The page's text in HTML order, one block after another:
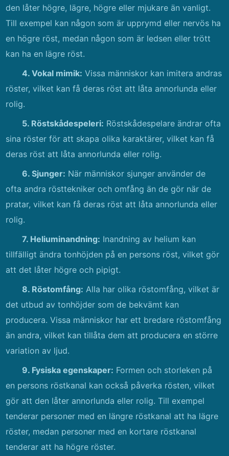
den låter högre, lägre, högre eller mjukare än vanligt.
Till exempel kan någon som är upprymd eller nervös ha
en högre röst, medan någon som är ledsen eller trött
kan ha en lägre röst.
4. Vokal mimik: Vissa människor kan imitera andras
röster, vilket kan få deras röst att låta annorlunda eller
rolig.
5. Röstskådespeleri: Röstskådespelare ändrar ofta
sina röster för att skapa olika karaktärer, vilket kan få
deras röst att låta annorlunda eller rolig.
6. Sjunger: När människor sjunger använder de
ofta andra rösttekniker och omfång än de gör när de
pratar, vilket kan få deras röst att låta annorlunda eller
rolig.
7. Heliuminandning: Inandning av helium kan
tillfälligt ändra tonhöjden på en persons röst, vilket gör
att det låter högre och pipigt.
8. Röstomfång: Alla har olika röstomfång, vilket är
det utbud av tonhöjder som de bekvämt kan
producera. Vissa människor har ett bredare röstomfång
än andra, vilket kan tillåta dem att producera en större
variation av ljud.
9. Fysiska egenskaper: Formen och storleken på
en persons röstkanal kan också påverka rösten, vilket
gör att den låter annorlunda eller rolig. Till exempel
tenderar personer med en längre röstkanal att ha lägre
röster, medan personer med en kortare röstkanal
tenderar att ha högre röster.